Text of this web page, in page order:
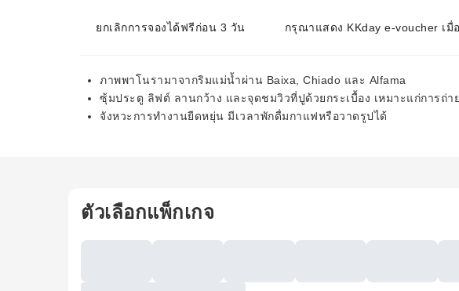
ยกเลิกการจองได้ฟรีก่อน 3 วัน กรุณาแสดง KKday e-voucher เมื่
ภาพพาโนรามาจากริมแม่น้ำผ่าน Baixa, Chiado และ Alfama
ซุ้มประตู ลิฟต์ ลานกว้าง และจุดชมวิวที่ปูด้วยกระเบื้อง เหมาะแก่การถ่า
จังหวะการทำงานยืดหยุ่น มีเวลาพักดื่มกาแฟหรือวาดรูปได้
ตัวเลือกแพ็กเกจ